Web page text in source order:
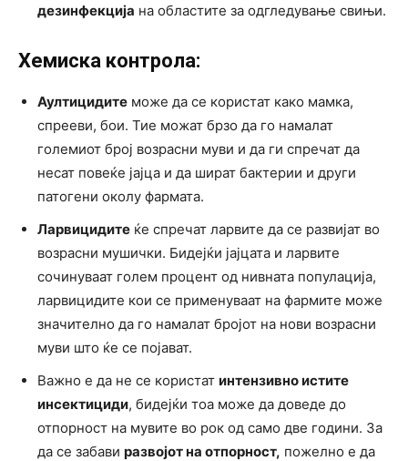
дезинфекција на областите за одгледување свињи.
Хемиска контрола:
Аултицидите може да се користат како мамка,
спрееви, бои. Тие можат брзо да го намалат
големиот број возрасни муви и да ги спречат да
несат повеќе јајца и да шират бактерии и други
патогени околу фармата.
Ларвицидите ќе спречат ларвите да се развијат во
возрасни мушички. Бидејќи јајцата и ларвите
сочинуваат голем процент од нивната популација,
ларвицидите кои се применуваат на фармите може
значително да го намалат бројот на нови возрасни
муви што ќе се појават.
Важно е да не се користат интензивно истите
инсектициди, бидејќи тоа може да доведе до
отпорност на мувите во рок од само две години. За
да се забави развојот на отпорност, пожелно е да